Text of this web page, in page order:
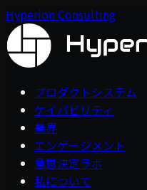
Hyperion Consulting
プロダクトシステム
ケイパビリティ
業界
エンゲージメント
意思決定ラボ
私について